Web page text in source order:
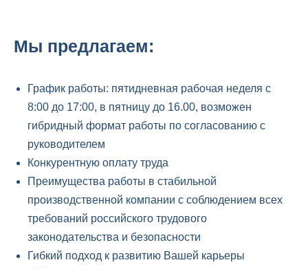
Мы предлагаем:
График работы: пятидневная рабочая неделя с
8:00 до 17:00, в пятницу до 16.00, возможен
гибридный формат работы по согласованию с
руководителем
Конкурентную оплату труда
Преимущества работы в стабильной
производственной компании с соблюдением всех
требований российского трудового
законодательства и безопасности
Гибкий подход к развитию Вашей карьеры